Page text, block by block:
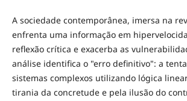
A sociedade contemporânea, imersa na
enfrenta uma informação em
reflexão crítica e exacerba as
análise identifica o "erro definitivo": a
sistemas complexos utilizando lógica
tirania da concretude e pela ilusão do